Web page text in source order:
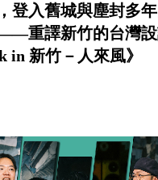
登入舊城與塵封多
重譯新竹的台灣
in 新竹－人來風》